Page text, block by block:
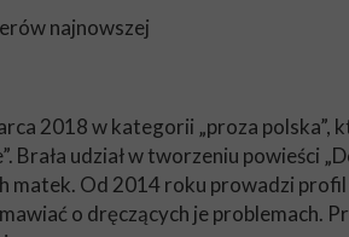
najnowszej
2018 w kategorii „proza
Brała udział w tworzeniu powieści
Od 2014 roku prowadzi
o dręczących je problemach.